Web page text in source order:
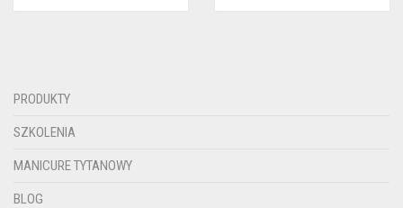
PRODUKTY
SZKOLENIA
MANICURE TYTANOWY
BLOG